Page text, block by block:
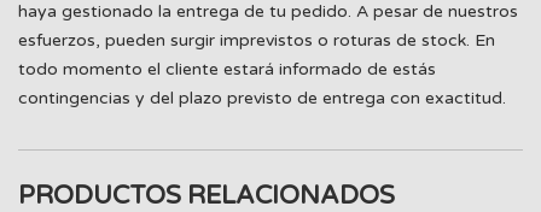
haya gestionado la entrega de tu pedido. A pesar de nuestros
esfuerzos, pueden surgir imprevistos o roturas de stock. En
todo momento el cliente estará informado de estás
contingencias y del plazo previsto de entrega con exactitud.
PRODUCTOS RELACIONADOS